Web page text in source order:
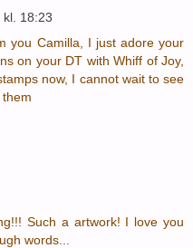
kl. 18:23
you Camilla, I just adore your
on your DT with Whiff of Joy,
now, I cannot wait to see
Such a artwork! I love you
words...